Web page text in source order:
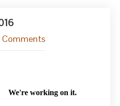
Comments